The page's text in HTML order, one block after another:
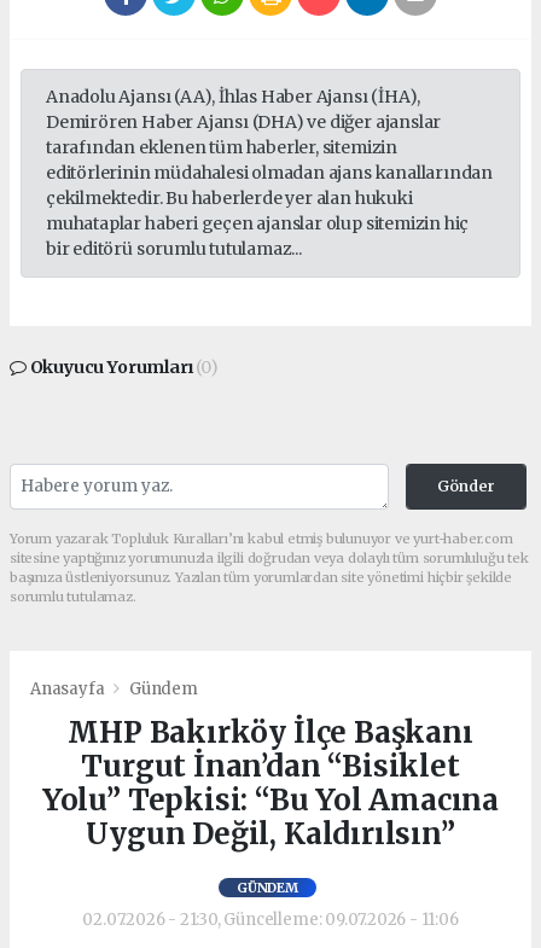
Anadolu Ajansı (AA), İhlas Haber Ajansı (İHA),
Demirören Haber Ajansı (DHA) ve diğer ajanslar
tarafından eklenen tüm haberler, sitemizin
editörlerinin müdahalesi olmadan ajans kanallarından
çekilmektedir. Bu haberlerde yer alan hukuki
muhataplar haberi geçen ajanslar olup sitemizin hiç
bir editörü sorumlu tutulamaz...
Okuyucu Yorumları(0)
Gönder
Yorum yazarak Topluluk Kuralları’nı kabul etmiş bulunuyor ve yurt-haber.com
sitesine yaptığınız yorumunuzla ilgili doğrudan veya dolaylı tüm sorumluluğu tek
başınıza üstleniyorsunuz. Yazılan tüm yorumlardan site yönetimi hiçbir şekilde
sorumlu tutulamaz.
Anasayfa Gündem
MHP Bakırköy İlçe Başkanı
Turgut İnan’dan “Bisiklet
Yolu” Tepkisi: “Bu Yol Amacına
Uygun Değil, Kaldırılsın”
GÜNDEM
02.07.2026 - 21:30, Güncelleme: 09.07.2026 - 11:06